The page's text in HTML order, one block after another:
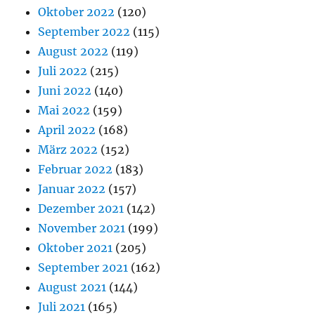
Oktober 2022 (120)
September 2022 (115)
August 2022 (119)
Juli 2022 (215)
Juni 2022 (140)
Mai 2022 (159)
April 2022 (168)
März 2022 (152)
Februar 2022 (183)
Januar 2022 (157)
Dezember 2021 (142)
November 2021 (199)
Oktober 2021 (205)
September 2021 (162)
August 2021 (144)
Juli 2021 (165)